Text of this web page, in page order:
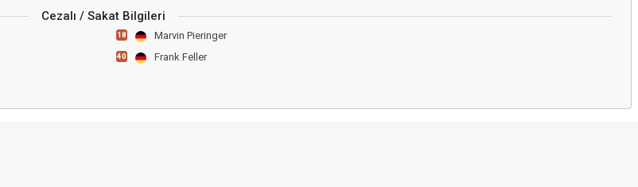
Cezalı / Sakat Bilgileri
18 Marvin Pieringer
40 Frank Feller